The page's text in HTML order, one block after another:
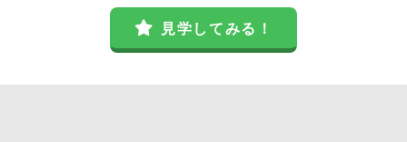
見学してみる！